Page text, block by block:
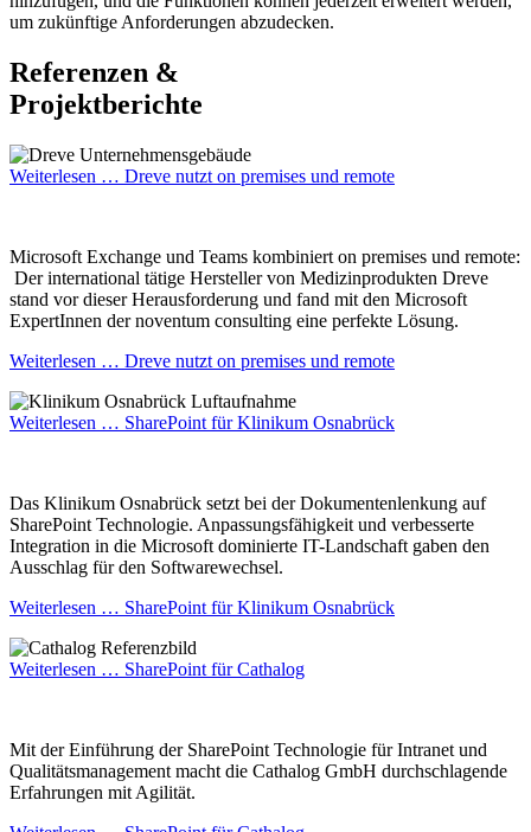
um zukünftige Anforderungen abzudecken.
Referenzen &
Projektberichte
Weiterlesen … Dreve nutzt on premises und remote
Microsoft Exchange und Teams kombiniert on premises und remote:
Der international tätige Hersteller von Medizinprodukten Dreve
stand vor dieser Herausforderung und fand mit den Microsoft
ExpertInnen der noventum consulting eine perfekte Lösung.
Weiterlesen … Dreve nutzt on premises und remote
Weiterlesen … SharePoint für Klinikum Osnabrück
Das Klinikum Osnabrück setzt bei der Dokumentenlenkung auf
SharePoint Technologie. Anpassungsfähigkeit und verbesserte
Integration in die Microsoft dominierte IT-Landschaft gaben den
Ausschlag für den Softwarewechsel.
Weiterlesen … SharePoint für Klinikum Osnabrück
Weiterlesen … SharePoint für Cathalog
Mit der Einführung der SharePoint Technologie für Intranet und
Qualitätsmanagement macht die Cathalog GmbH durchschlagende
Erfahrungen mit Agilität.